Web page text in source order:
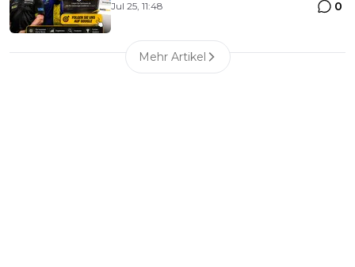
Jul 25, 11:48 0
Mehr Artikel